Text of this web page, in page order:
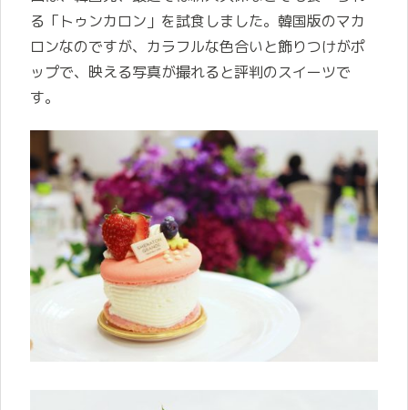
る「 トゥンカロン」を試食しました。韓国版のマカ
ロンなのですが、カラフルな色合いと飾りつけがポ
ップで、映える写真が撮れると評判のスイーツで
す。